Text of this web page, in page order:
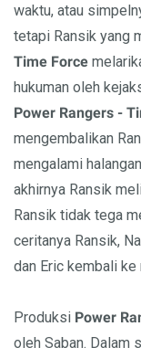
waktu, atau
tetapi Ransik yang
Time Force
hukuman oleh
Power Rangers -
mengembalikan
mengalami
akhirnya Ransik
Ransik tidak tega
ceritanya Ransik,
dan Eric kembali ke
Produksi Power
oleh Saban. Dalam